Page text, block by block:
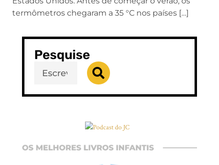
termômetros chegaram a 35 °C nos países […]
Pesquise